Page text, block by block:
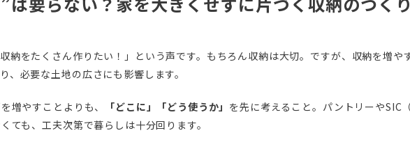
納をたくさん作りたい！」という声です。もちろん収納は大切。ですが、収納を増や
、必要な土地の広さにも影響します。
増やすことよりも、 「どこに」「どう使うか」 を先に考えること。パントリーやSIC
ても、工夫次第で暮らしは十分回ります。